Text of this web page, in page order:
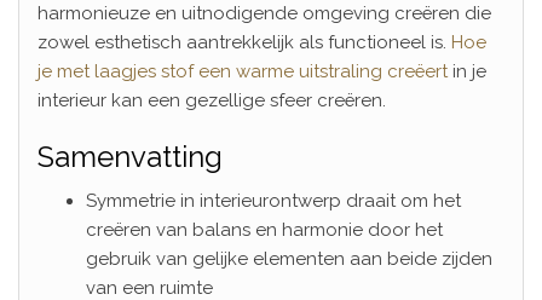
harmonieuze en uitnodigende omgeving creëren die
zowel esthetisch aantrekkelijk als functioneel is. Hoe
je met laagjes stof een warme uitstraling creëertin je
interieur kan een gezellige sfeer creëren.
Samenvatting
Symmetrie in interieurontwerp draait om het
creëren van balans en harmonie door het
gebruik van gelijke elementen aan beide zijden
van een ruimte